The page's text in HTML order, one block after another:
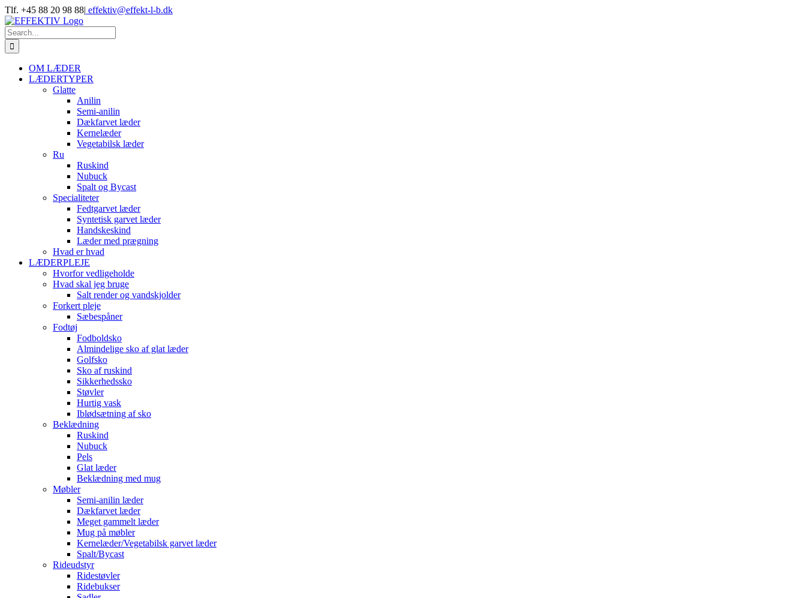
Skip
to
content
Tlf. +45 88 20 98 88| effektiv@effekt-l-b.dk
Search
for:
OM LÆDER
LÆDERTYPER
Glatte
Anilin
Semi-anilin
Dækfarvet læder
Kernelæder
Vegetabilsk læder
Ru
Ruskind
Nubuck
Spalt og Bycast
Specialiteter
Fedtgarvet læder
Syntetisk garvet læder
Handskeskind
Læder med prægning
Hvad er hvad
LÆDERPLEJE
Hvorfor vedligeholde
Hvad skal jeg bruge
Salt render og vandskjolder
Forkert pleje
Sæbespåner
Fodtøj
Fodboldsko
Almindelige sko af glat læder
Golfsko
Sko af ruskind
Sikkerhedssko
Støvler
Hurtig vask
Iblødsætning af sko
Beklædning
Ruskind
Nubuck
Pels
Glat læder
Beklædning med mug
Møbler
Semi-anilin læder
Dækfarvet læder
Meget gammelt læder
Mug på møbler
Kernelæder/Vegetabilsk garvet læder
Spalt/Bycast
Rideudstyr
Ridestøvler
Ridebukser